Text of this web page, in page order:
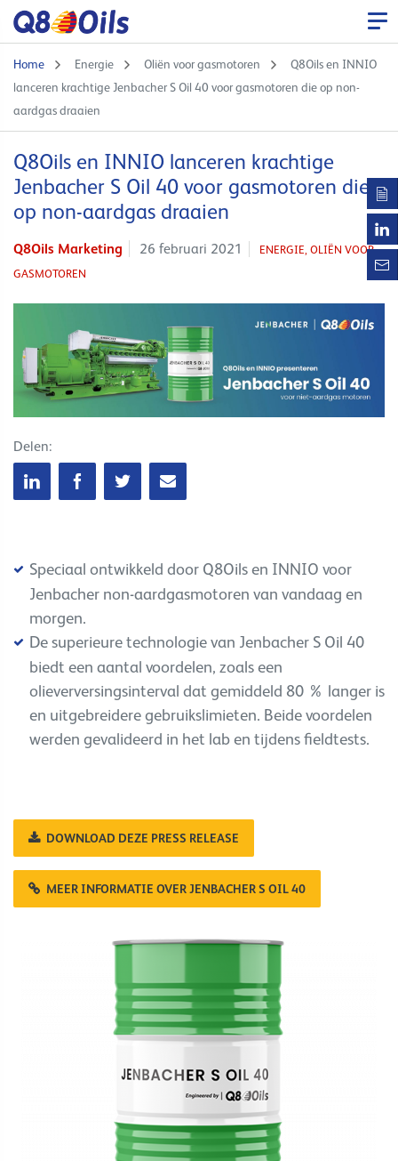
Home Energie Oliën voor gasmotoren
Q8Oils en INNIO
lanceren krachtige Jenbacher S Oil 40 voor gasmotoren die op non-
aardgas draaien
Q8Oils en INNIO lanceren krachtige
Jenbacher S Oil 40 voor gasmotoren die
op non-aardgas draaien
Q8Oils Marketing 26 februari 2021 ENERGIE, OLIËN VOOR
GASMOTOREN
Delen:
Speciaal ontwikkeld door Q8Oils en INNIO voor
Jenbacher non-aardgasmotoren van vandaag en
morgen.
De superieure technologie van Jenbacher S Oil 40
biedt een aantal voordelen, zoals een
olieverversingsinterval dat gemiddeld 80 % langer is
en uitgebreidere gebruikslimieten. Beide voordelen
werden gevalideerd in het lab en tijdens fieldtests.
DOWNLOAD DEZE PRESS RELEASE
MEER INFORMATIE OVER JENBACHER S OIL 40